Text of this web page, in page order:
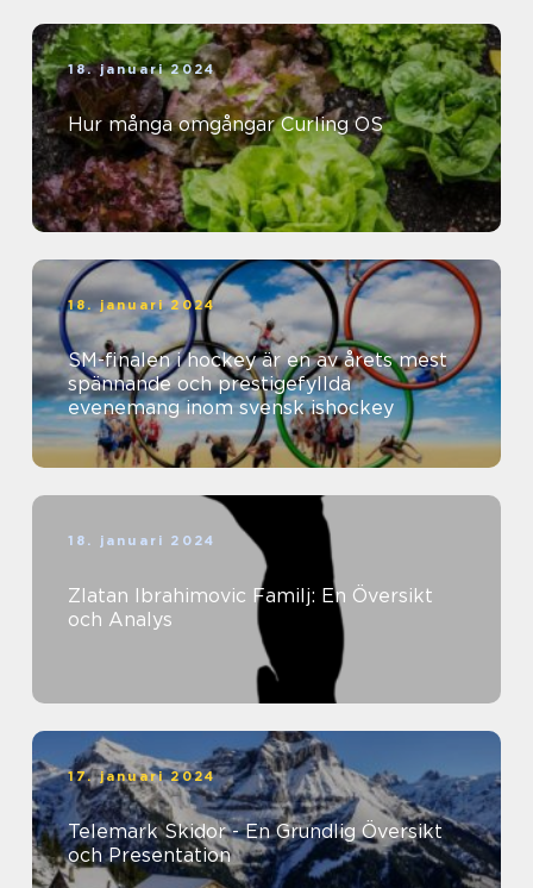
18. januari 2024
Hur många omgångar Curling OS
18. januari 2024
SM-finalen i hockey är en av årets mest
spännande och prestigefyllda
evenemang inom svensk ishockey
18. januari 2024
Zlatan Ibrahimovic Familj: En Översikt
och Analys
17. januari 2024
Telemark Skidor - En Grundlig Översikt
och Presentation